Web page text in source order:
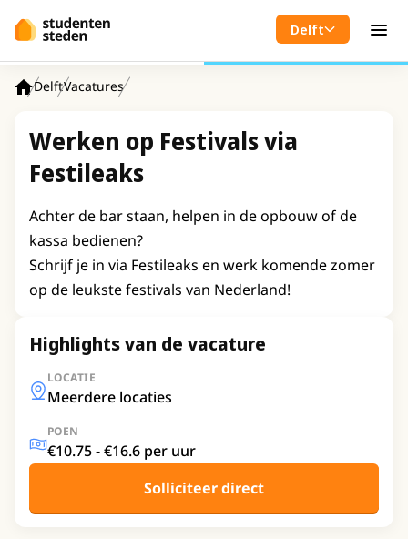
Delft
DelftVacatures
Werken op Festivals via
Festileaks
Achter de bar staan, helpen in de opbouw of de
kassa bedienen?
Schrijf je in via Festileaks en werk komende zomer
op de leukste festivals van Nederland!
Highlights van de vacature
LOCATIE
Meerdere locaties
POEN
€10.75 - €16.6 per uur
Solliciteer direct